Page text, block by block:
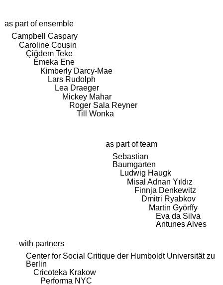
as part of ensemble
Campbell Caspary
Caroline Cousin
Çiğdem Teke
Emeka Ene
Kimberly Darcy-Mae
Lars Rudolph
Lea Draeger
Mickey Mahar
Roger Sala Reyner
Till Wonka
as part of team
Sebastian
Baumgarten
Ludwig Haugk
Misal Adnan Yıldız
Finnja Denkewitz
Dmitri Ryabkov
Martin Györffy
Eva da Silva
Antunes Alves
with partners
Center for Social Critique der Humboldt Universität zu
Berlin
Cricoteka Krakow
Performa NYC